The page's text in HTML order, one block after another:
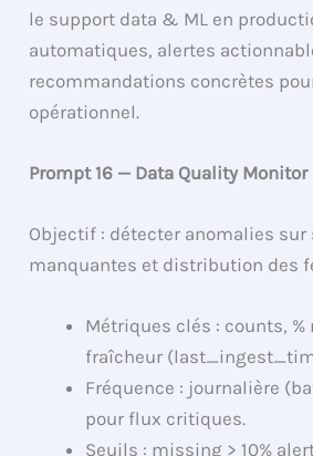
le support data & ML en
automatiques, alertes
recommandations concrètes
opérationnel.
Prompt 16 — Data Quality Monitor
Objectif : détecter anomalies sur
manquantes et distribution des
Métriques clés : counts, %
fraîcheur
Fréquence : journalière
pour flux critiques.
Seuils : missing > 10%